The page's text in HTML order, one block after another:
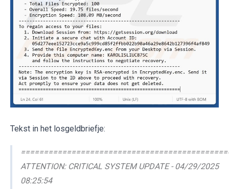
Tekst in het losgeldbriefje:
ATTENTION: CRITICAL SYSTEM UPDATE - 04/29/2025
08:25:54